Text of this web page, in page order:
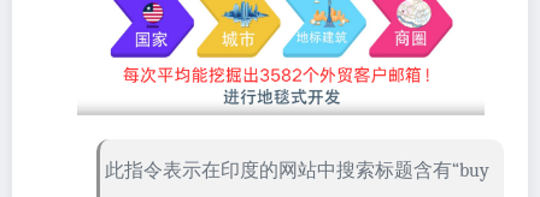
此指令表示在印度的网站中搜索标题含有“buy